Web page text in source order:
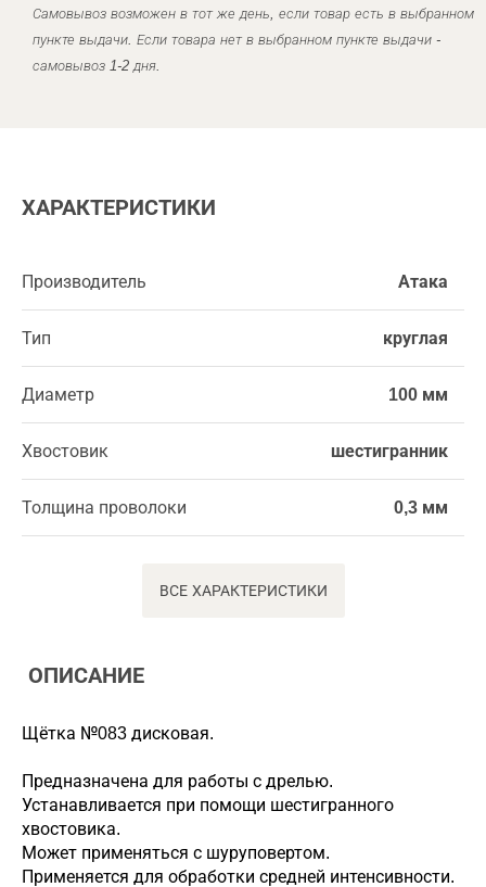
Самовывоз возможен в тот же день, если товар есть в выбранном
пункте выдачи. Если товара нет в выбранном пункте выдачи -
самовывоз 1-2 дня.
ХАРАКТЕРИСТИКИ
Производитель Атака
Тип круглая
Диаметр 100 мм
Хвостовик шестигранник
Толщина проволоки 0,3 мм
ВСЕ ХАРАКТЕРИСТИКИ
ОПИСАНИЕ
Щётка №083 дисковая.
Предназначена для работы с дрелью.
Устанавливается при помощи шестигранного
хвостовика.
Может применяться с шуруповертом.
Применяется для обработки средней интенсивности.